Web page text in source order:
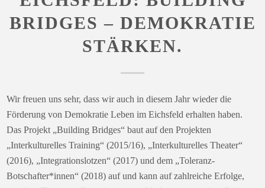
BRIDGES – DEMOKRATIE
STÄRKEN.
Wir freuen uns sehr, dass wir auch in diesem Jahr wieder die
Förderung von Demokratie Leben im Eichsfeld erhalten haben.
Das Projekt „Building Bridges“ baut auf den Projekten
„Interkulturelles Training“ (2015/16), „Interkulturelles Theater“
(2016), „Integrationslotzen“ (2017) und dem „Toleranz-
Botschafter*innen“ (2018) auf und kann auf zahlreiche Erfolge,